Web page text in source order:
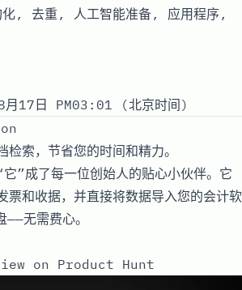
, 去重, 人工智能准备, 应用程序,
月17日 PM03:01 (北京时间)
检索，节省您的时间和精力。
它”成了每一位创始人的贴心小伙伴。它
票和收据，并直接将数据导入您的会计软
无需费心。
on Product Hunt